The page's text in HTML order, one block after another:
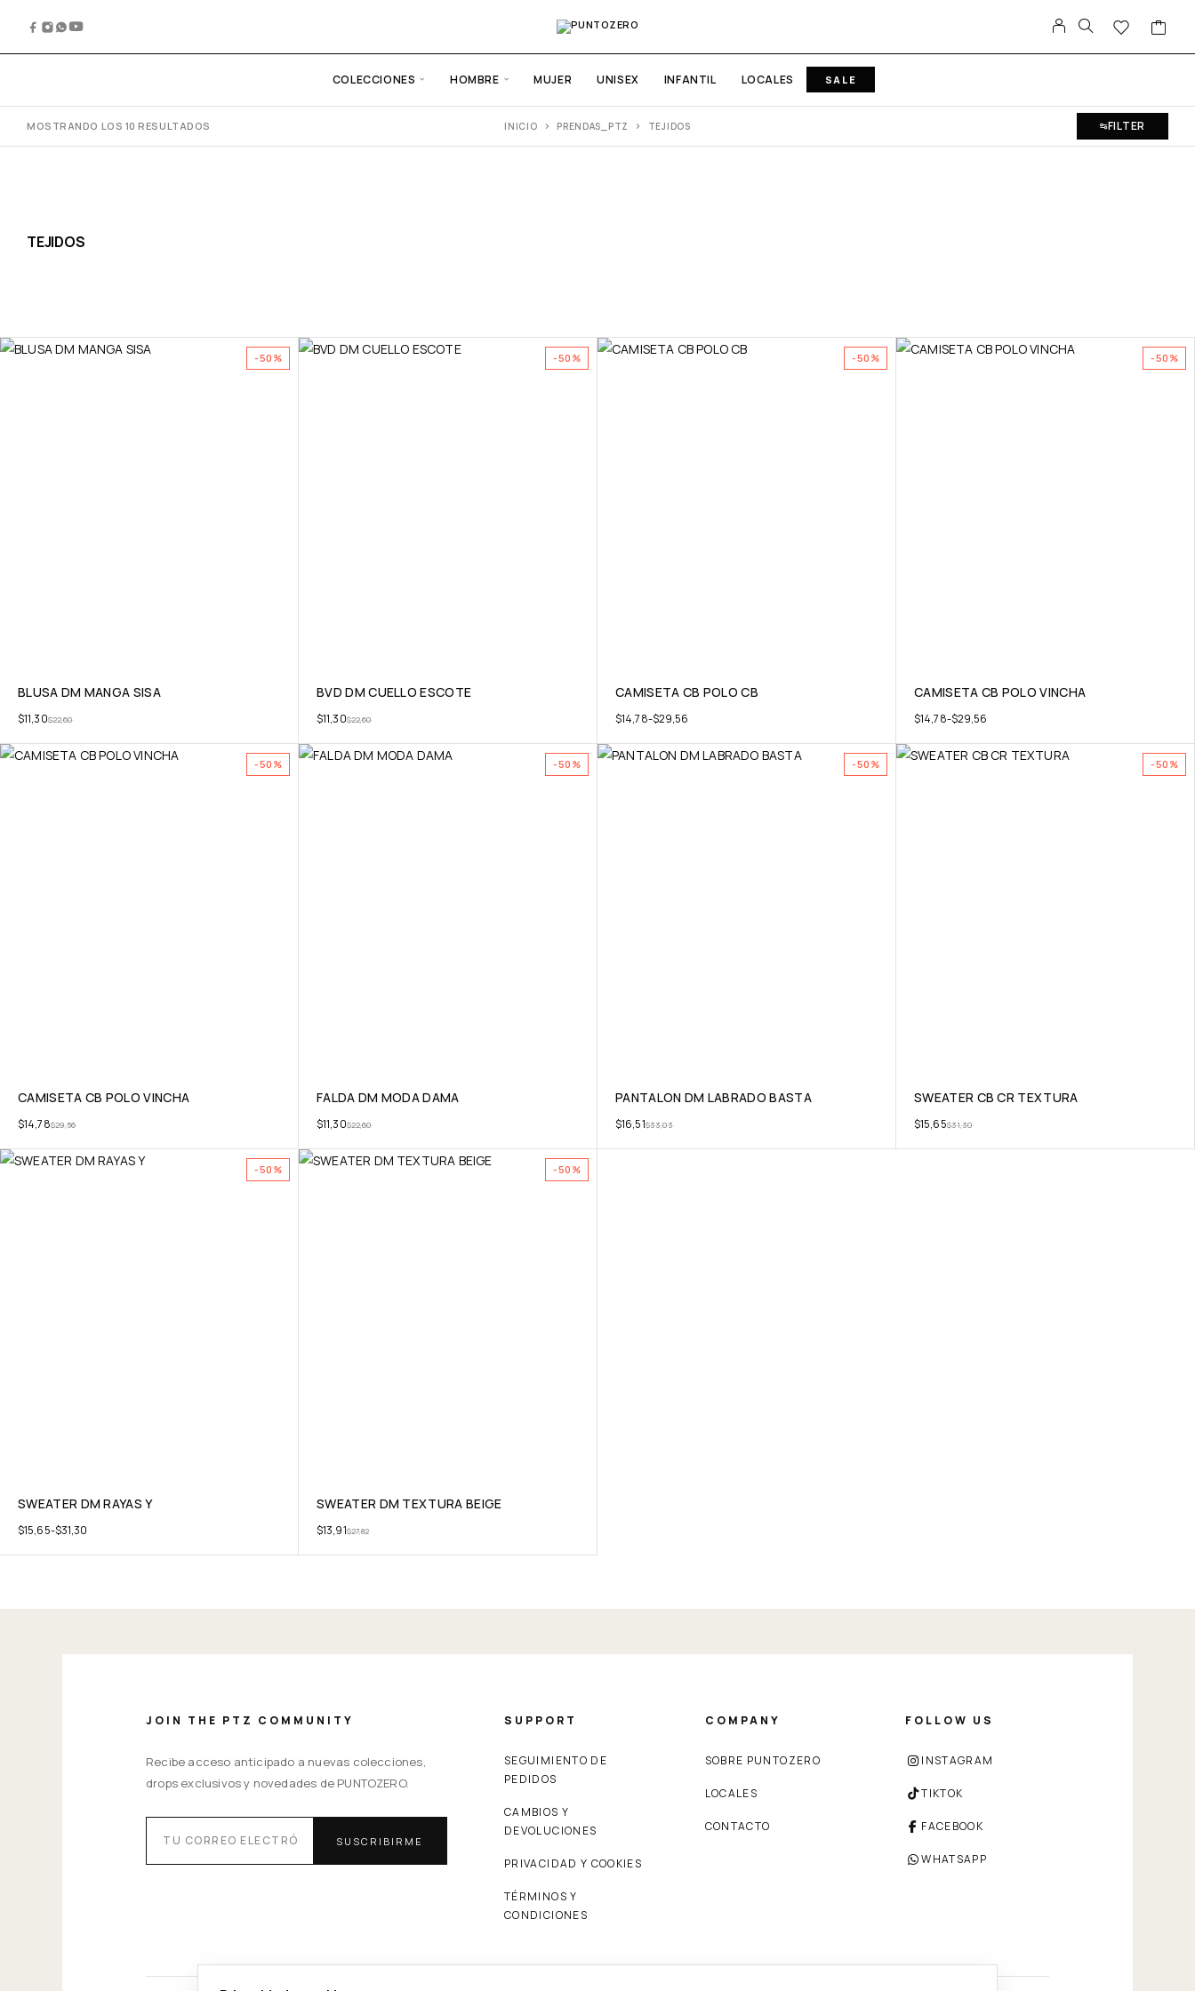
COLECCIONES HOMBRE MUJER UNISEX INFANTIL LOCALES SALE
MOSTRANDO LOS 10 RESULTADOS INICIO PRENDAS_PTZ TEJIDOS FILTER
TEJIDOS
-50%
BLUSA DM MANGA SISA
$22,60
$11,30
-50%
BVD DM CUELLO ESCOTE
$22,60
$11,30
-50%
CAMISETA CB POLO CB
$14,78-$29,56
-50%
CAMISETA CB POLO VINCHA
$14,78-$29,56
-50%
CAMISETA CB POLO VINCHA
$29,56
$14,78
-50%
FALDA DM MODA DAMA
$22,60
$11,30
-50%
PANTALON DM LABRADO BASTA
$33,03
$16,51
-50%
SWEATER CB CR TEXTURA
$31,30
$15,65
-50%
SWEATER DM RAYAS Y
$15,65-$31,30
-50%
SWEATER DM TEXTURA BEIGE
$27,82
$13,91
JOIN THE PTZ COMMUNITY
Recibe acceso anticipado a nuevas colecciones,
drops exclusivos y novedades de PUNTOZERO.
SUSCRIBIRME
SUPPORT
SEGUIMIENTO DE
PEDIDOS
CAMBIOS Y
DEVOLUCIONES
PRIVACIDAD Y COOKIES
TÉRMINOS Y
CONDICIONES
COMPANY
SOBRE PUNTOZERO
LOCALES
CONTACTO
FOLLOW US
INSTAGRAM
TIKTOK
FACEBOOK
WHATSAPP